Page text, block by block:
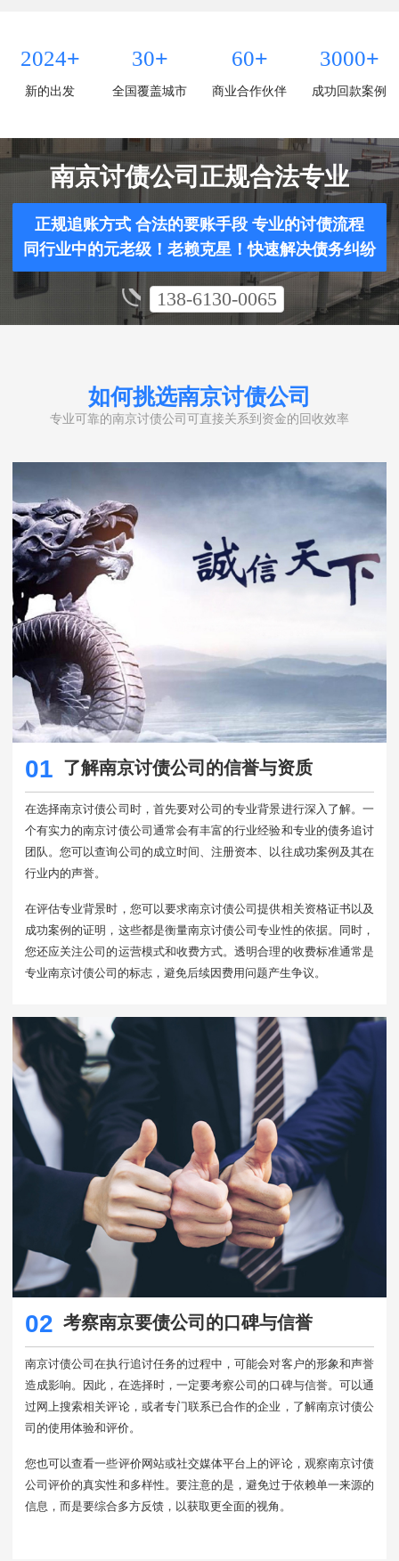
2024+
新的出发
30+
全国覆盖城市
60+
商业合作伙伴
3000+
成功回款案例
南京讨债公司正规合法专业
正规追账方式 合法的要账手段 专业的讨债流程
同行业中的元老级！老赖克星！快速解决债务纠纷
138-6130-0065
如何挑选南京讨债公司
专业可靠的南京讨债公司可直接关系到资金的回收效率
01 了解南京讨债公司的信誉与资质
在选择南京讨债公司时，首先要对公司的专业背景进行深入了解。一
个有实力的南京讨债公司通常会有丰富的行业经验和专业的债务追讨
团队。您可以查询公司的成立时间、注册资本、以往成功案例及其在
行业内的声誉。
在评估专业背景时，您可以要求南京讨债公司提供相关资格证书以及
成功案例的证明，这些都是衡量南京讨债公司专业性的依据。同时，
您还应关注公司的运营模式和收费方式。透明合理的收费标准通常是
专业南京讨债公司的标志，避免后续因费用问题产生争议。
02 考察南京要债公司的口碑与信誉
南京讨债公司在执行追讨任务的过程中，可能会对客户的形象和声誉
造成影响。因此，在选择时，一定要考察公司的口碑与信誉。可以通
过网上搜索相关评论，或者专门联系已合作的企业，了解南京讨债公
司的使用体验和评价。
您也可以查看一些评价网站或社交媒体平台上的评论，观察南京讨债
公司评价的真实性和多样性。要注意的是，避免过于依赖单一来源的
信息，而是要综合多方反馈，以获取更全面的视角。